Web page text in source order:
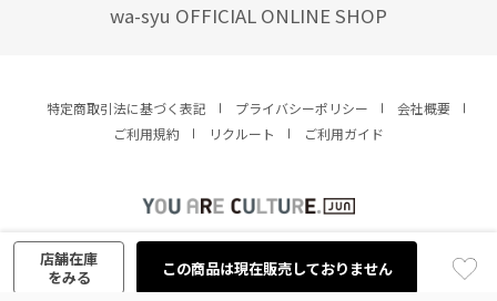
wa-syu OFFICIAL ONLINE SHOP
特定商取引法に基づく表記 プライバシーポリシー
会社概要
ご利用規約
リクルート ご利用ガイド
© JUN CO.,LTD. ALL RIGHTS RESERVED.
店舗在庫
をみる
この商品は現在販売しておりません